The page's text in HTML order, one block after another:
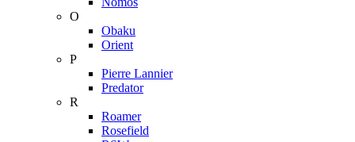
O
Obaku
Orient
P
Pierre Lannier
Predator
R
Roamer
Rosefield